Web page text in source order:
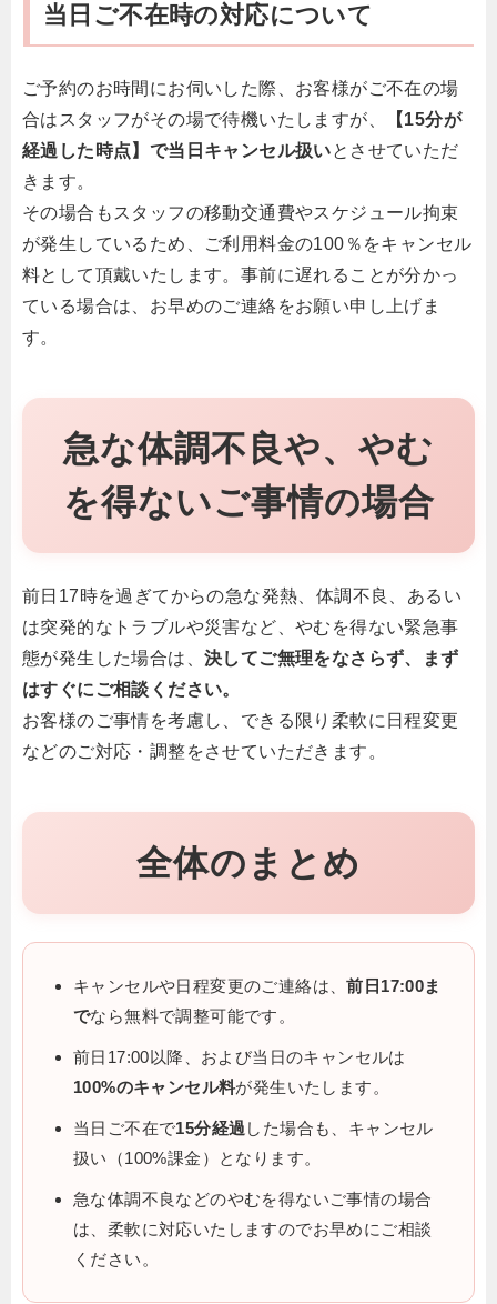
当日ご不在時の対応について
ご予約のお時間にお伺いした際、お客様がご不在の場
合はスタッフがその場で待機いたしますが、
【15分が
経過した時点】で当日キャンセル扱いとさせていただ
きます。
その場合もスタッフの移動交通費やスケジュール拘束
が発生しているため、ご利用料金の100％をキャンセル
料として頂戴いたします。事前に遅れることが分かっ
ている場合は、お早めのご連絡をお願い申し上げま
す。
急な体調不良や、やむ
を得ないご事情の場合
前日17時を過ぎてからの急な発熱、体調不良、あるい
は突発的なトラブルや災害など、やむを得ない緊急事
態が発生した場合は、 決してご無理をなさらず、まず
はすぐにご相談ください。
お客様のご事情を考慮し、できる限り柔軟に日程変更
などのご対応・調整をさせていただきます。
全体のまとめ
キャンセルや日程変更のご連絡は、前日17:00ま
でなら無料で調整可能です。
前日17:00以降、および当日のキャンセルは
100%のキャンセル料が発生いたします。
当日ご不在で15分経過 した場合も、キャンセル
扱い（100%課金）となります。
急な体調不良などのやむを得ないご事情の場合
は、柔軟に対応いたしますのでお早めにご相談
ください。